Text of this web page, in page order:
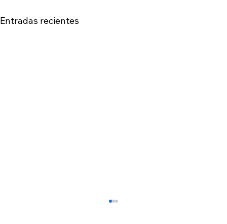
Entradas recientes